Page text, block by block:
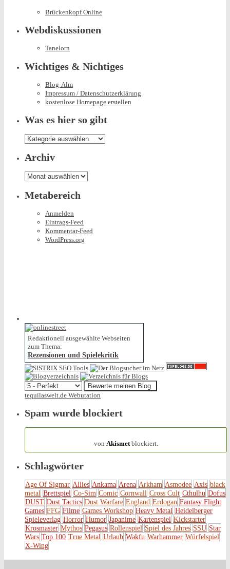
Brückenkopf Online
Webdiskussionen
Tanelorn
Wichtiges & Nichtiges
Blog-Alm
Impressum / Datenschutzerklärung
kostenlose Homepage erstellen
Was es hier so gibt
Was
es
hier
so
gibt
Archiv
Archiv
Metabereich
Anmelden
Eintrags-Feed
Kommentar-Feed
WordPress.org
Redaktionell ausgewählte Webseiten
zum Thema:
Rezensionen und Spielekritik
tequilaswelt.de Webutation
Spam wurde blockiert
von Akismetblockiert.
Schlagwörter
Age Of Sigmar Allies Ankama Arena Arkham Asmodee Axis black
metal Brettspiel Co-Sim Comic Cornwall Cross Cult Cthulhu Dofus
DUST Dust Tactics Dust Warfare England Erdogan Fantasy Flight
Games FFG Filme Games Workshop Heavy Metal Heidelberger
Spieleverlag Horror Humor Japanime Kartenspiel Kickstarter
Krosmaster Mythos Pegasus Rollenspiel Spiel des Jahres SSU Star
Wars Top 100 True Metal Urlaub Wakfu Warhammer Würfelspiel
X-Wing